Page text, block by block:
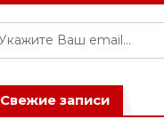
Свежие записи